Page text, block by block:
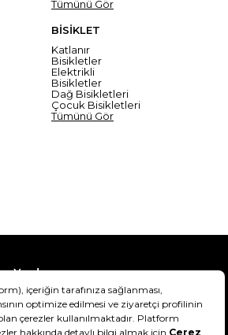
Tümünü Gör
BİSİKLET
Katlanır
Bisikletler
Elektrikli
Bisikletler
Dağ Bisikletleri
Çocuk Bisikletleri
Tümünü Gör
Yardım
Teslimat Bilgisi
Şartlar & Koşullar